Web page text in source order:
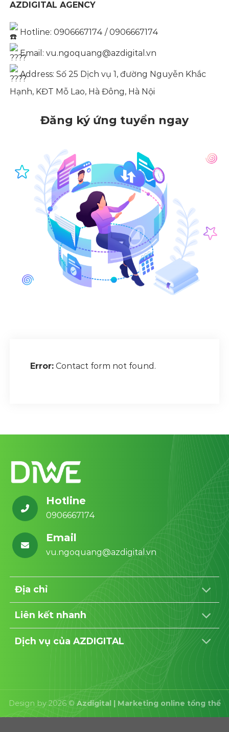
AZDIGITAL AGENCY
Hotline: 0906667174 / 0906667174
Email: vu.ngoquang@azdigital.vn
Address: Số 25 Dịch vụ 1, đường Nguyễn Khắc
Hạnh, KĐT Mỗ Lao, Hà Đông, Hà Nội
Đăng ký ứng tuyển ngay
Error: Contact form not found.
Hotline
0906667174
Email
vu.ngoquang@azdigital.vn
Địa chỉ
Liên kết nhanh
Dịch vụ của AZDIGITAL
Design by 2026 © Azdigital | Marketing online tổng thể